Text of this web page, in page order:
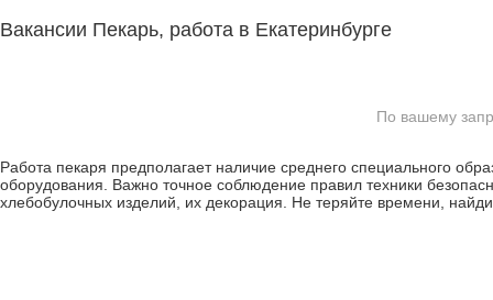
Вакансии Пекарь, работа в Екатеринбурге
По вашему
Работа пекаря предполагает наличие среднего специального
оборудования. Важно точное соблюдение правил техники
хлебобулочных изделий, их декорация. Не теряйте времени,